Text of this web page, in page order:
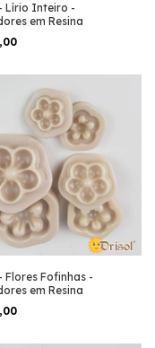
Lírio Inteiro -
em Resina
Flores Fofinhas -
em Resina